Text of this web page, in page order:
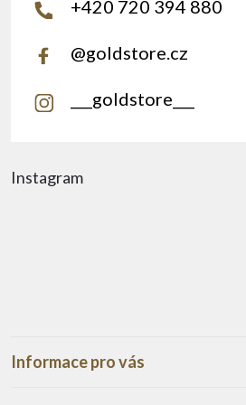
Instagram
Informace pro vás
+420 720 394 880
@goldstore.cz
___goldstore___